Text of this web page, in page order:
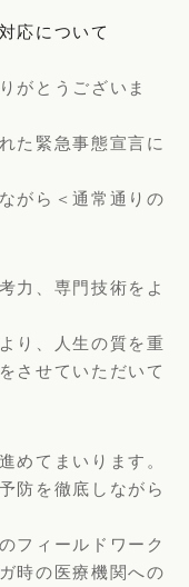
応について
がとうございま
た緊急事態宣言に
がら＜通常通りの
力、専門技術をよ
り、人生の質を重
させていただいて
めてまいります。
防を徹底しながら
フィールドワーク
時の医療機関への